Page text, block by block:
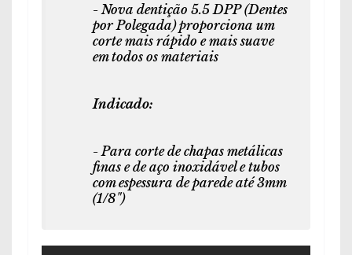
- Nova dentição 5.5 DPP (Dentes
por Polegada) proporciona um
corte mais rápido e mais suave
em todos os materiais
Indicado:
- Para corte de chapas metálicas
finas e de aço inoxidável e tubos
com espessura de parede até 3mm
(1/8")